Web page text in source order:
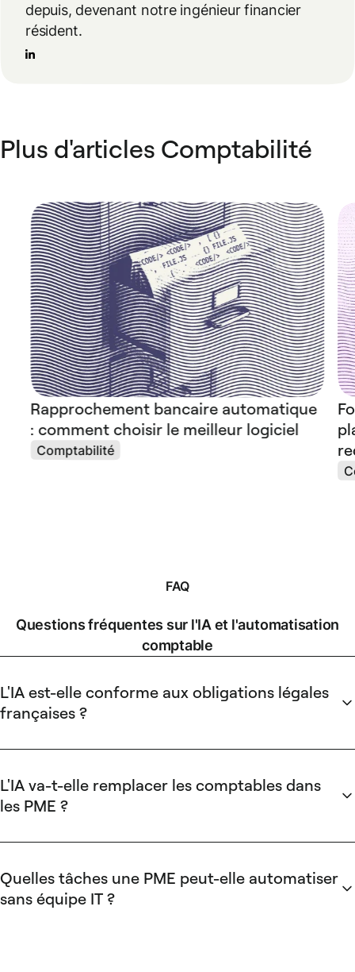
depuis, devenant notre ingénieur financier
résident.
Plus d'articles Comptabilité
Rapprochement bancaire automatique
: comment choisir le meilleur logiciel
Comptabilité
FAQ
Questions fréquentes sur l'IA et l'automatisation
comptable
L'IA est-elle conforme aux obligations légales
françaises ?
technologie elle-même. Vérifiez que l'outil exporte au format
facturation électronique obligatoire à partir de 2026-2027 .
L'IA va-t-elle remplacer les comptables dans
les PME ?
catégorisation répétitive. Le comptable se recentre sur les
Son jugement reste irremplaçable - et franchement, c'est là
que son temps est le mieux utilisé.
Quelles tâches une PME peut-elle automatiser
sans équipe IT ?